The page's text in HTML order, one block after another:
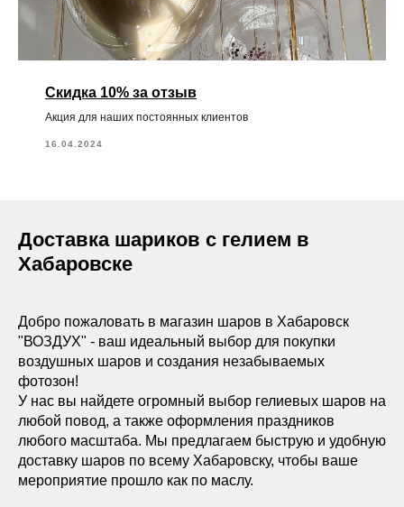
Скидка 10% за отзыв
Акция для наших постоянных клиентов
16.04.2024
Доставка шариков с гелием в
Хабаровске
Добро пожаловать в магазин шаров в Хабаровск
"ВОЗДУХ" - ваш идеальный выбор для покупки
воздушных шаров и создания незабываемых
фотозон!
У нас вы найдете огромный выбор гелиевых шаров на
любой повод, а также оформления праздников
любого масштаба. Мы предлагаем быструю и удобную
доставку шаров по всему Хабаровску, чтобы ваше
мероприятие прошло как по маслу.